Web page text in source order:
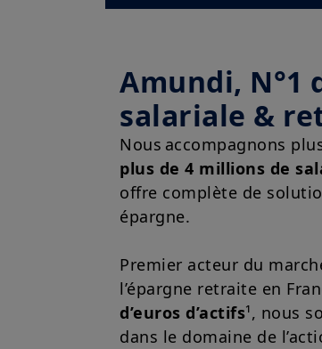
Amundi, N°1
salariale &
Nous accompagnons
plus de 4 millions de
offre complète de
épargne.
Premier acteur du
l’épargne retraite en
d’euros d’actifs¹, nous
dans le domaine de